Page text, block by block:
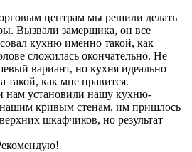
центрам мы решили делать
Вызвали замерщика, он все
кухню именно такой, как
сложилась окончательно. Не
вариант, но кухня идеально
такой, как мне нравится.
нам установили нашу кухню-
нашим кривым стенам, им пришлось
шкафчиков, но результат